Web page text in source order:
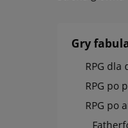
Gry
RPG dla
RPG po
RPG po